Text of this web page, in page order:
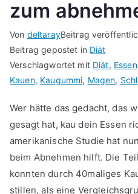
zum
Von deltarayBeitrag
Beitrag gepostet in Diät
Verschlagwortet mit Diät, Essen
Kauen, Kaugummi, Magen,
Wer hätte das gedacht, das
gesagt hat, kau dein Essen
amerikanische Studie hat
beim Abnehmen hilft. Die
konnten durch 40maliges
stillen, als eine